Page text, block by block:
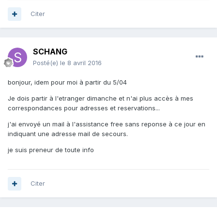
Citer
SCHANG
Posté(e) le 8 avril 2016
bonjour, idem pour moi à partir du 5/04
Je dois partir à l'etranger dimanche et n'ai plus accès à mes
correspondances pour adresses et reservations...
j'ai envoyé un mail à l'assistance free sans reponse à ce jour en
indiquant une adresse mail de secours.
je suis preneur de toute info
Citer